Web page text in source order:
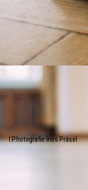
I.P.hotografie Ines Präsel